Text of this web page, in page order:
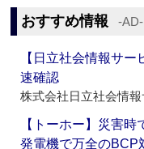
おすすめ情報 ‐AD‐
【日立社会情報サ
速確認
株式会社日立社会情報
【トーホー】災害
発電機で万全のBCP